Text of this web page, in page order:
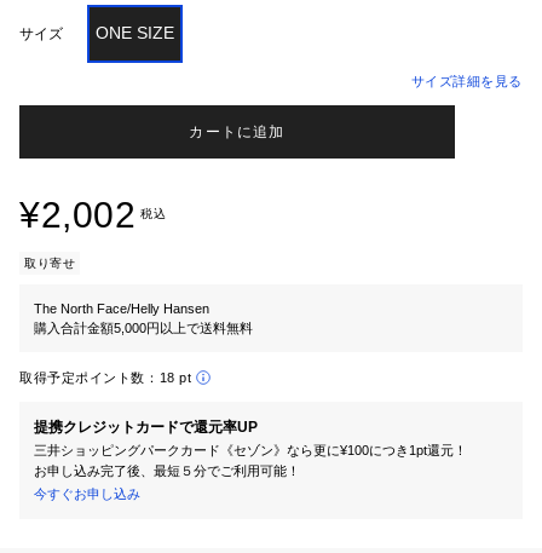
サイズ ONE SIZE
サイズ詳細を見る
カートに追加
¥2,002 税込
取り寄せ
The North Face/Helly Hansen
購入合計金額5,000円以上で送料無料
取得予定ポイント数： 18 pt
提携クレジットカードで還元率UP
三井ショッピングパークカード《セゾン》なら更に¥100につき1pt還元！
お申し込み完了後、最短５分でご利用可能！
今すぐお申し込み